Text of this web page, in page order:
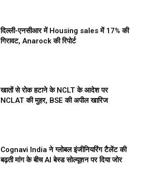
दिल्ली-एनसीआर में Housing sales में 17% की
गिरावट, Anarock की रिपोर्ट
खातों से रोक हटाने के NCLT के आदेश पर
NCLAT की मुहर, BSE की अपील खारिज
Cognavi India ने ग्लोबल इंजीनियरिंग टैलेंट की
बढ़ती मांग के बीच AI बेस्ड सोल्यूशन पर दिया जोर